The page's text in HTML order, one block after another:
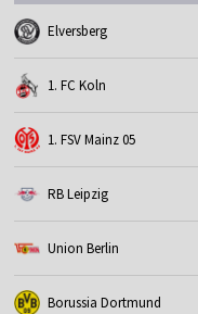
Elversberg
1. FC Koln
1. FSV Mainz 05
RB Leipzig
Union Berlin
Borussia Dortmund